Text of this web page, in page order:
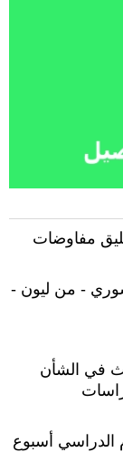
مفاوضات
- من ليون -
في الشأن
الدراسي أسبوع